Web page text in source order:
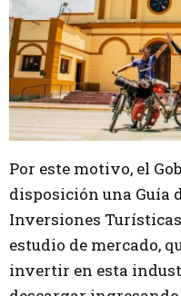
Por este motivo, el
disposición una Guía
Inversiones
estudio de mercado,
invertir en esta